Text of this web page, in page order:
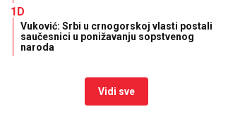
1D
Vuković: Srbi u crnogorskoj vlasti postali
saučesnici u ponižavanju sopstvenog
naroda
Vidi sve